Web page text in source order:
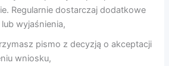
Regularnie dostarczaj dodatkowe
wyjaśnienia,
pismo z decyzją o akceptacji
wniosku,